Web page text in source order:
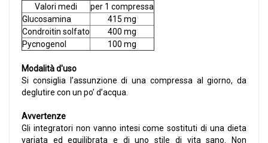
Valori medi
per 1 compressa
Glucosamina
415 mg
Condroitin solfato
400 mg
Pycnogenol
100 mg
Modalità d'uso
Si consiglia l’assunzione di una compressa al giorno, da
deglutire con un po’ d’acqua.
Avvertenze
Gli integratori non vanno intesi come sostituti di una dieta
variata ed equilibrata e di uno stile di vita sano. Non